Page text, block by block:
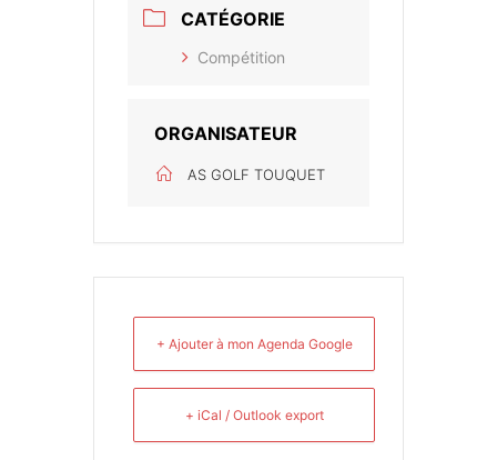
CATÉGORIE
Compétition
ORGANISATEUR
AS GOLF TOUQUET
+ Ajouter à mon Agenda Google
+ iCal / Outlook export